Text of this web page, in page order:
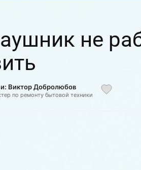
не
Виктор Добролюбов
по ремонту бытовой техники